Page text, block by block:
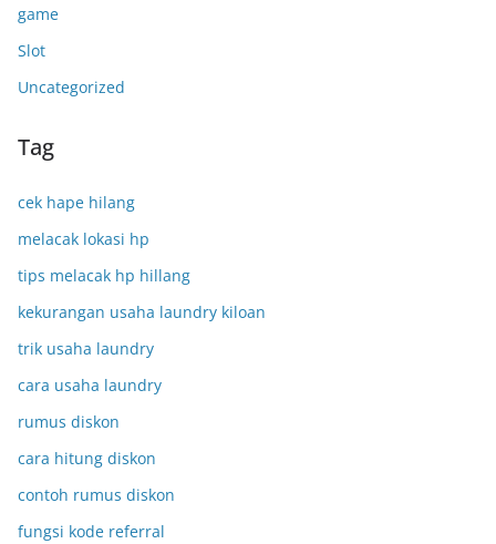
game
Slot
Uncategorized
Tag
cek hape hilang
melacak lokasi hp
tips melacak hp hillang
kekurangan usaha laundry kiloan
trik usaha laundry
cara usaha laundry
rumus diskon
cara hitung diskon
contoh rumus diskon
fungsi kode referral